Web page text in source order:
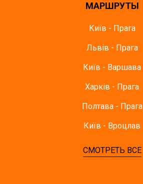
МАРШРУТЫ
Київ - Прага
Львів - Прага
Київ - Варшава
Харків - Прага
Полтава - Прага
Київ - Вроцлав
СМОТРЕТЬ ВСЕ